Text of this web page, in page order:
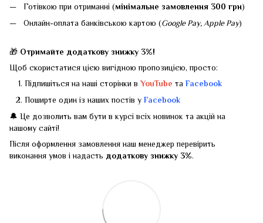
Готівкою при отриманні (мінімальне замовлення 300 грн)
Онлайн-оплата банківською картою (Google Pay, Apple Pay)
🎁 Отримайте додаткову знижку 3%!
Щоб скористатися цією вигідною пропозицією, просто:
Підпишіться на наші сторінки вYouTube та Facebook
Поширте один із наших постів у Facebook
🔔 Це дозволить вам бути в курсі всіх новинок та акцій на
нашому сайті!
Після оформлення замовлення наш менеджер перевірить
виконання умов і надасть додаткову знижку 3%.